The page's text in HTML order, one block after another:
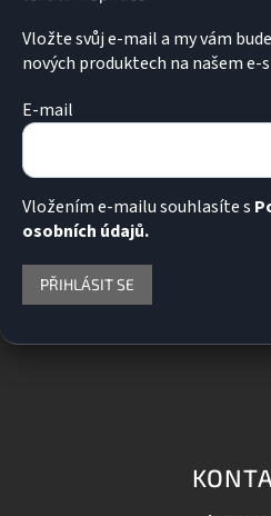
p
i
s
Vložte svůj e-mail a my vám
nových produktech na našem e-
E-mail
Vložením e-mailu souhlasíte s
osobních údajů.
PŘIHLÁSIT SE